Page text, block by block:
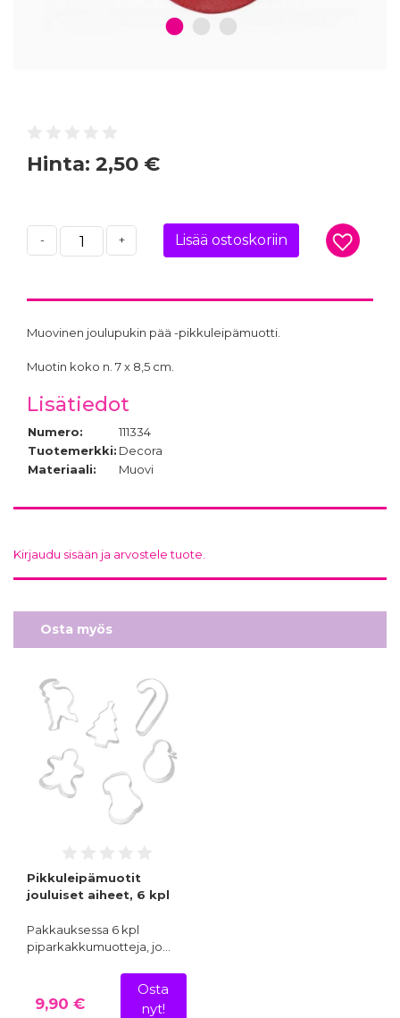
1 2 3
Hinta: 2,50 €
- + Lisää ostoskoriin
Muovinen joulupukin pää -pikkuleipämuotti.
Muotin koko n. 7 x 8,5 cm.
Lisätiedot
Numero:
111334
Tuotemerkki: Decora
Materiaali:
Muovi
Kirjaudu sisään ja arvostele tuote.
Osta myös
Pikkuleipämuotit
jouluiset aiheet, 6 kpl
Pakkauksessa 6 kpl
piparkakkumuotteja, jo…
9,90 €
Osta
nyt!